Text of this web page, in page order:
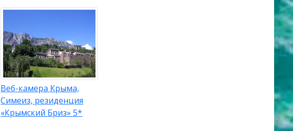
Веб-камера Крыма,
Симеиз, резиденция
«Крымский Бриз» 5*